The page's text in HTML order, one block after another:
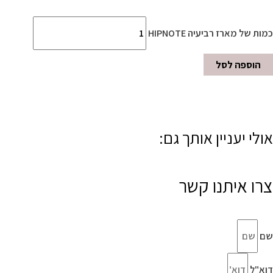
כמות של מארז רביעיה HIPNOTE
הוספה לסל
אולי יעניין אותך גם:
צרו איתנו קשר
שם
דוא"ל